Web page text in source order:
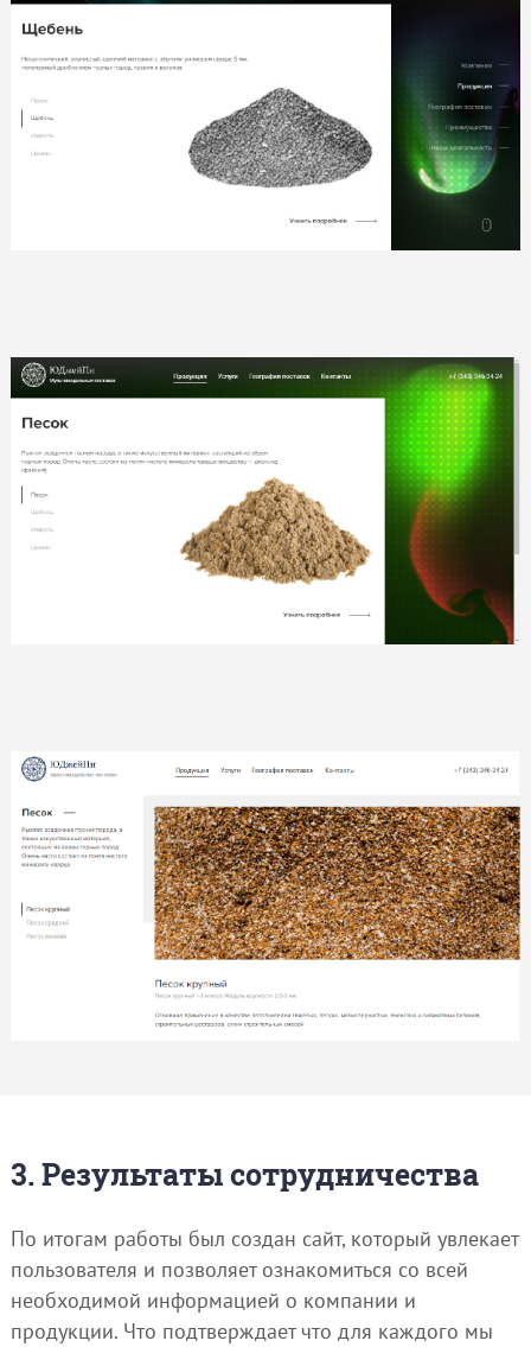
3. Результаты сотрудничества
По итогам работы был создан сайт, который увлекает
пользователя и позволяет ознакомиться со всей
необходимой информацией о компании и
продукции. Что подтверждает что для каждого мы